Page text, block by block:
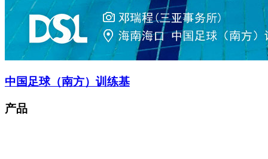
中国足球（南方）训练基
产品